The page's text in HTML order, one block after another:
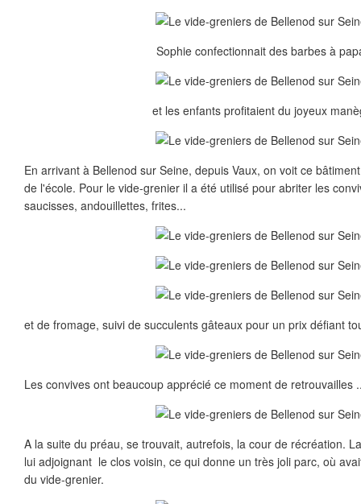
Sophie confectionnait des barbes à
et les enfants profitaient du joyeux
En arrivant à Bellenod sur Seine, depuis Vaux, on voit ce
de l'école. Pour le vide-grenier il a été utilisé pour abriter les
saucisses, andouillettes, frites...
et de fromage, suivi de succulents gâteaux pour un prix défiant
Les convives ont beaucoup apprécié ce moment de retrouvailles
A la suite du préau, se trouvait, autrefois, la cour de récréation.
lui adjoignant le clos voisin, ce qui donne un très joli parc, où
du vide-grenier.